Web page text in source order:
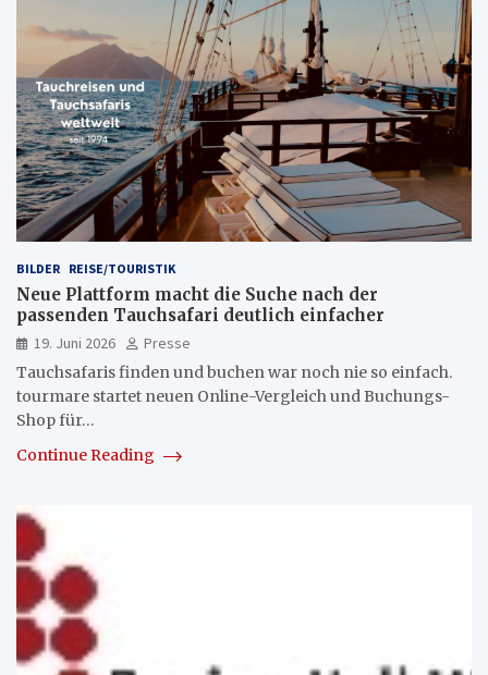
BILDER REISE/TOURISTIK
Neue Plattform macht die Suche nach der
passenden Tauchsafari deutlich einfacher
19. Juni 2026
Presse
Tauchsafaris finden und buchen war noch nie so einfach.
tourmare startet neuen Online-Vergleich und Buchungs-
Shop für…
Continue Reading